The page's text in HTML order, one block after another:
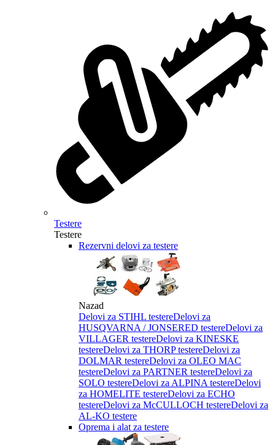
Testere
Testere
Rezervni delovi za testere
Nazad
Delovi za STIHL testereDelovi za
HUSQVARNA / JONSERED testereDelovi za
VILLAGER testereDelovi za KINESKE
testereDelovi za THORP testereDelovi za
DOLMAR testereDelovi za OLEO MAC
testereDelovi za PARTNER testereDelovi za
SOLO testereDelovi za ALPINA testereDelovi
za HOMELITE testereDelovi za ECHO
testereDelovi za McCULLOCH testereDelovi za
AL-KO testere
Oprema i alat za testere